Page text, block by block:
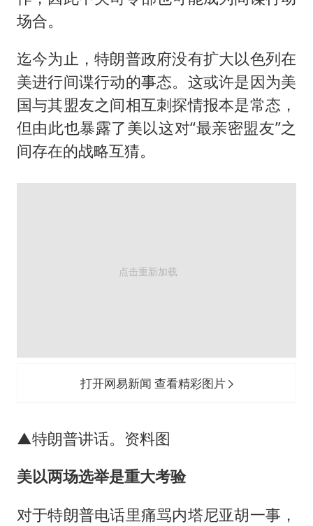
场合。
迄今为止，特朗普政府没有扩大以色列在
美进行间谍行动的事态。这或许是因为美
国与其盟友之间相互刺探情报本是常态，
但由此也暴露了美以这对“最亲密盟友”之
间存在的战略互猜。
打开网易新闻 查看精彩图片
▲特朗普讲话。资料图
美以两场选举是重大考验
对于特朗普电话里痛骂内塔尼亚胡一事，